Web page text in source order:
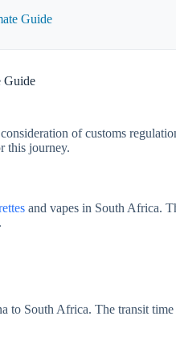
Guide
Guide
of customs
this journey.
and vapes in South Africa.
to South Africa. The transit